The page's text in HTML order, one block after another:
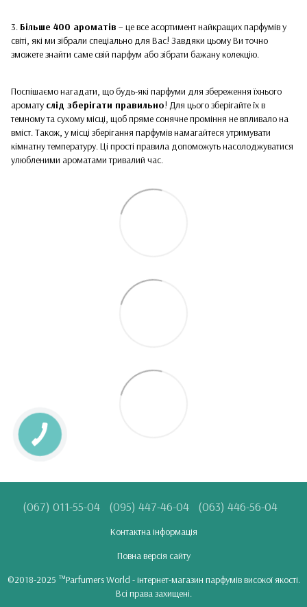
3. Більше 400 ароматів – це все асортимент найкращих парфумів у
світі, які ми зібрали спеціально для Вас! Завдяки цьому Ви точно
зможете знайти саме свій парфум або зібрати бажану колекцію.
Поспішаємо нагадати, що будь-які парфуми для збереження їхнього
аромату слід зберігати правильно! Для цього зберігайте їх в
темному та сухому місці, щоб пряме сонячне проміння не впливало на
вміст. Також, у місці зберігання парфумів намагайтеся утримувати
кімнатну температуру. Ці прості правила допоможуть насолоджуватися
улюбленими ароматами тривалий час.
(067) 011-55-04 (095) 447-46-04 (063) 446-56-04
Контактна інформація
Повна версія сайту
©2018-2025 ™Parfumers World - інтернет-магазин парфумів високої якості.
Всі права захищені.